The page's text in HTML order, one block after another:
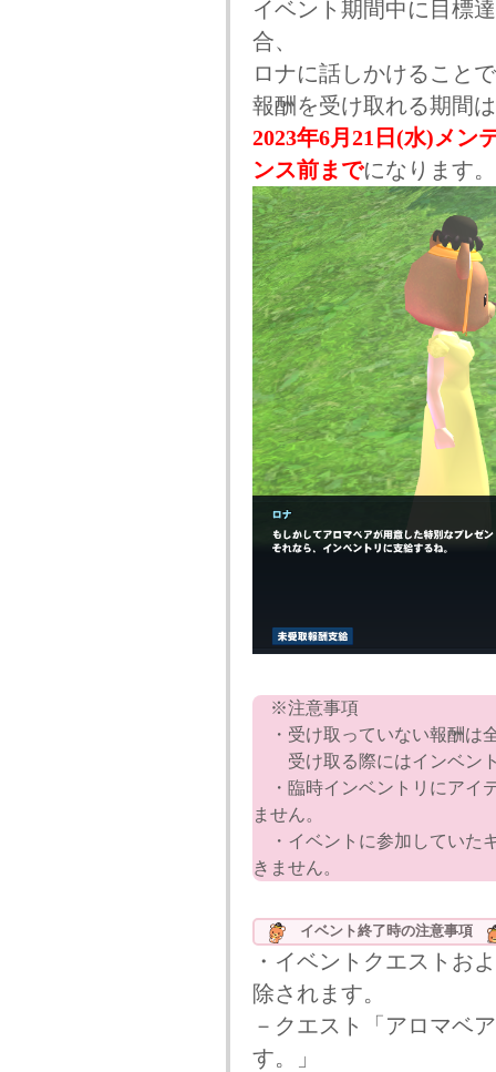
イベント期間中に目標
合、
ロナに話しかけること
報酬を受け取れる期間
2023年6月21日(水)メン
ンス前までになります。
※注意事項
・受け取っていない報酬は
受け取る際にはインベント
・臨時インベントリにアイ
ません。
・イベントに参加していた
きません。
イベント終了時の注意事項
・イベントクエストお
除されます。
－クエスト「アロマベ
す。」